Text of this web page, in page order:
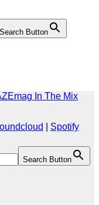
Search Button
Search Button
In The Mix
Spotify